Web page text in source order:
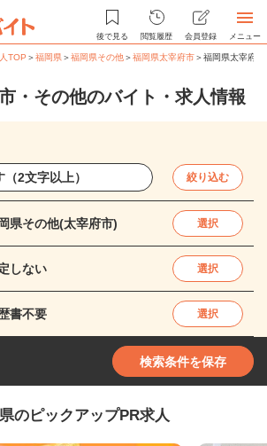
後で見る 閲覧履歴 会員登録 メニュー
TOP ＞福岡県＞福岡県その他＞福岡県太宰府市＞福岡県太宰府
・その他のバイト・求人情報
絞り込む
県その他(太宰府市) 選択
しない 選択
書不要 選択
検索条件を保存
のピックアップPR求人